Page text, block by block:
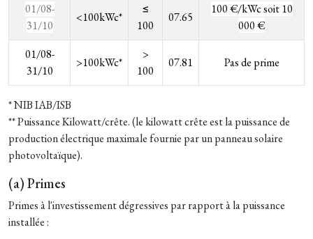
01/08-
31/10
<100kWc*
≤
100
07.65
100 €/kWc soit 10
000 €
01/08-
31/10
>100kWc*
>
100
07.81 Pas de prime
* NIB IAB/ISB
** Puissance Kilowatt/crête. (le kilowatt crête est la puissance de
production électrique maximale fournie par unpanneau solaire
photovoltaïque).
(a) Primes
Primes à l'investissement dégressives par rapport à la puissance
installée :